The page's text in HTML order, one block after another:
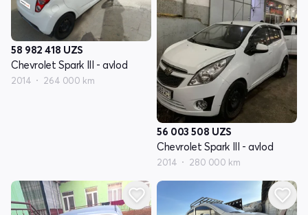
58 982 418 UZS
Chevrolet Spark III - avlod
2014 264 000 km
56 003 508 UZS
Chevrolet Spark III - avlod
2014 280 000 km